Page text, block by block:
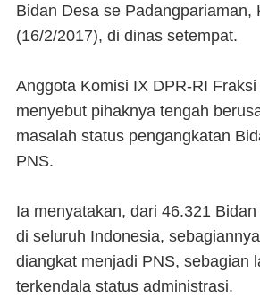
Bidan Desa se Padangpariaman,
(16/2/2017), di dinas setempat.
Anggota Komisi IX DPR-RI
menyebut pihaknya tengah
masalah status pengangkatan
PNS.
Ia menyatakan, dari 46.321
di seluruh Indonesia,
diangkat menjadi PNS, sebagian
terkendala status administrasi.